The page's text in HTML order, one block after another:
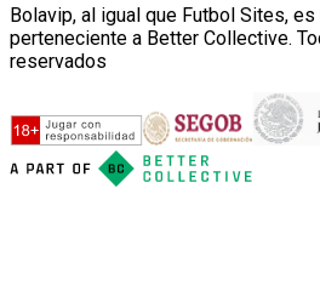
Bolavip, al igual que Futbol Sites, es
perteneciente a Better Collective.
reservados